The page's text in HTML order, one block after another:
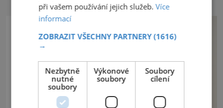
při vašem používání jejich služeb.Více
informací
ZOBRAZIT VŠECHNY PARTNERY(1616)
→
Nezbytně
nutné
soubory
Výkonové
soubory
Soubory
cílení